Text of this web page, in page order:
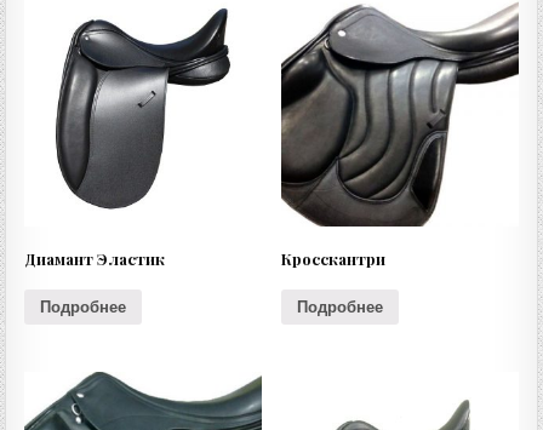
Диамант Эластик
Подробнее
Кросскантри
Подробнее